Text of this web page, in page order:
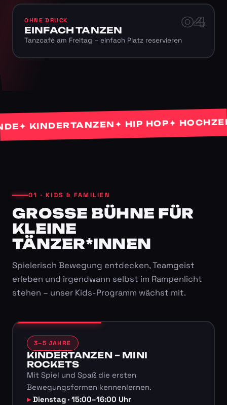
04
OHNE DRUCK
EINFACH TANZEN
Tanzcafé am Freitag – einfach Platz reservieren
KINDERTANZEN✦ HIP HOP✦
01 · KIDS & FAMILIEN
GROSSE BÜHNE FÜR K
LEINE T
ÄNZER*INNEN
Spielerisch Bewegung entdecken, Teamgeist
erleben und irgendwann selbst im Rampenlicht
stehen – unser Kids-Programm wächst mit.
3–5 JAHRE
KINDERTANZEN – MINI
ROCKETS
Mit Spiel und Spaß die ersten
Bewegungsformen kennenlernen.
Dienstag · 15:00–16:00 Uhr